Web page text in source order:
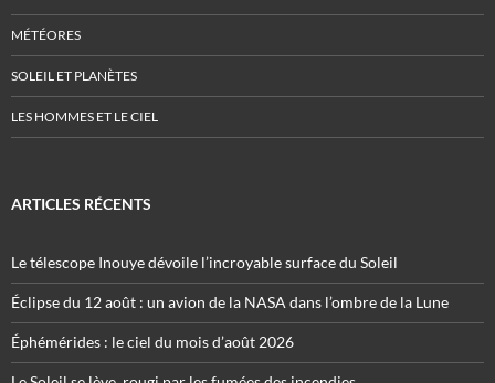
MÉTÉORES
SOLEIL ET PLANÈTES
LES HOMMES ET LE CIEL
ARTICLES RÉCENTS
Le télescope Inouye dévoile l’incroyable surface du Soleil
Éclipse du 12 août : un avion de la NASA dans l’ombre de la Lune
Éphémérides : le ciel du mois d’août 2026